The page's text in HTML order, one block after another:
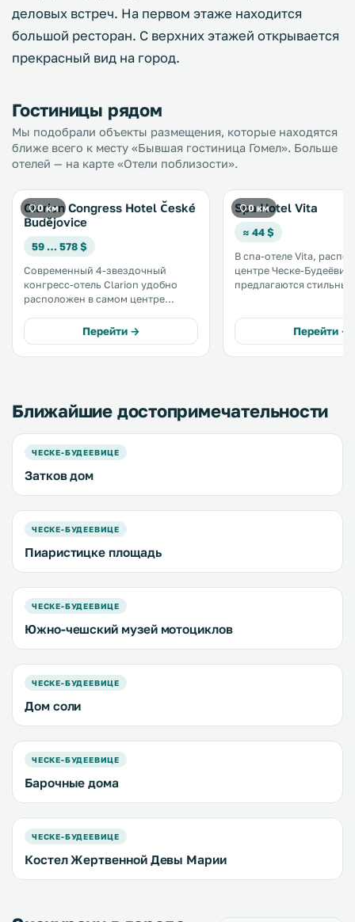
деловых встреч. На первом этаже находится
большой ресторан. С верхних этажей открывается
прекрасный вид на город.
Гостиницы рядом
Мы подобрали объекты размещения, которые находятся
ближе всего к месту «Бывшая гостиница Гомел». Больше
отелей — на карте «Отели поблизости».
0 км
Clarion Congress Hotel České
Budějovice
59 … 578 $
Современный 4-звездочный
конгресс-отель Clarion удобно
расположен в самом центре
минутах ходьбы от Старого
города. К услугам гостей отеля
ресторан и бесплатный WiFi. .
Перейти →
0 км
Spa Hotel Vita
≈ 44 $
В спа-отеле Vita,
центре Ческе-
предлагаются
Большинство номеров
оборудованы балконом
террасой. Работает бесплатный
Перейти →
Ближайшие достопримечательности
ЧЕСКЕ-БУДЕЕВИЦЕ
Затков дом
ЧЕСКЕ-БУДЕЕВИЦЕ
Пиаристицке площадь
ЧЕСКЕ-БУДЕЕВИЦЕ
Южно-чешский музей мотоциклов
ЧЕСКЕ-БУДЕЕВИЦЕ
Дом соли
ЧЕСКЕ-БУДЕЕВИЦЕ
Барочные дома
ЧЕСКЕ-БУДЕЕВИЦЕ
Костел Жертвенной Девы Марии